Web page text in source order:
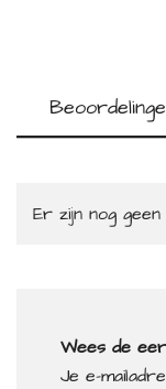
Er zijn nog geen
Wees de
Je e-